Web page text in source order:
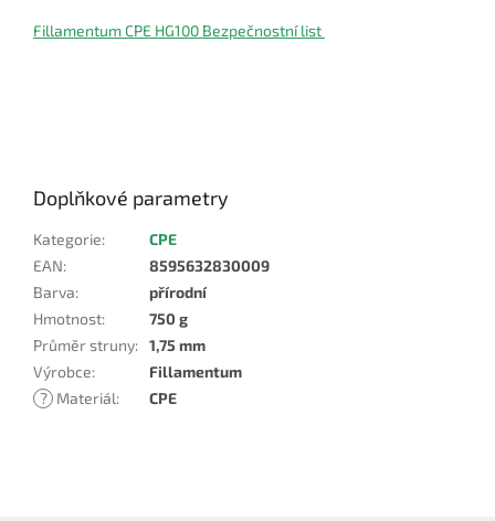
Fillamentum CPE HG100 Bezpečnostní list
Doplňkové parametry
Kategorie:
CPE
EAN:
8595632830009
Barva:
přírodní
Hmotnost:
750 g
Průměr struny: 1,75 mm
Výrobce:
Fillamentum
? Materiál: CPE